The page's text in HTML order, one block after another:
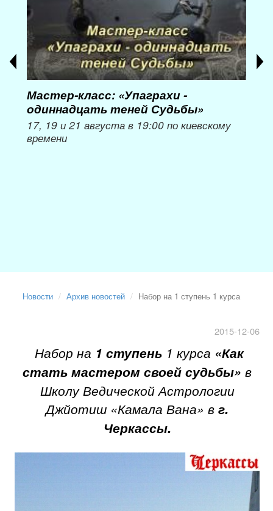
Мастер-класс: «Упаграхи -
одиннадцать теней Судьбы»
17, 19 и 21 августа в 19:00 по киевскому
времени
Новости Архив новостей Набор на 1 ступень 1 курса
2015-12-06
Набор на 1 ступень1 курса «Как
стать мастером своей судьбы» в
Школу Ведической Астрологии
Джйотиш «Камала Вана» в г.
Черкассы.